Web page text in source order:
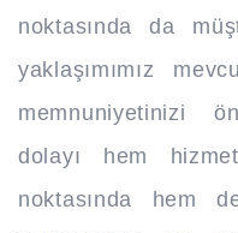
noktasında da
yaklaşımımız
memnuniyetinizi
dolayı hem
noktasında hem